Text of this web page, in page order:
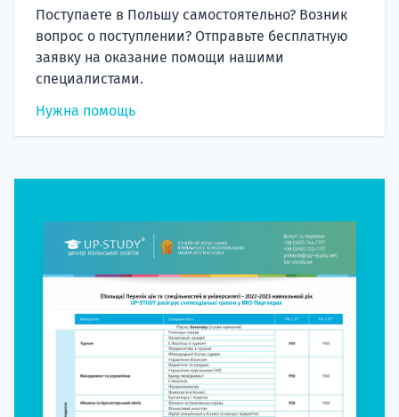
Поступаете в Польшу самостоятельно? Возник
вопрос о поступлении? Отправьте бесплатную
заявку на оказание помощи нашими
специалистами.
Нужна помощь